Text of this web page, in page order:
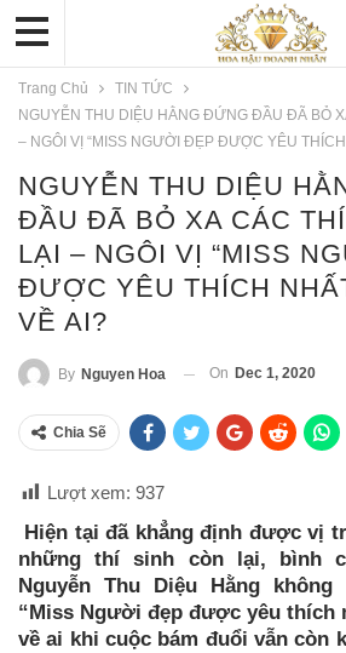
Trang Chủ
TIN TỨC
NGUYỄN THU DIỆU HẰNG ĐỨNG ĐẦU ĐÃ BỎ
– NGÔI VỊ “MISS NGƯỜI ĐẸP ĐƯỢC YÊU
NGUYỄN THU DIỆU
ĐẦU ĐÃ BỎ XA CÁC
LẠI – NGÔI VỊ “MISS
ĐƯỢC YÊU THÍCH
VỀ AI?
By Nguyen Hoa On Dec 1, 2020
Chia Sẽ
Lượt xem: 937
Hiện tại đã khẳng định được vị
những thí sinh còn lại, bình
Nguyễn Thu Diệu Hằng
“Miss Người đẹp được yêu thích
về ai khi cuộc bám đuổi vẫn còn